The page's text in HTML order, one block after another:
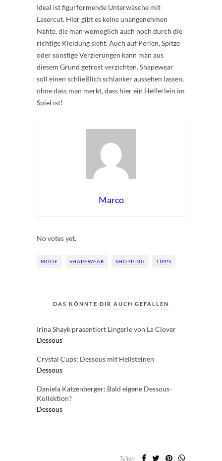
Ideal ist figurformende Unterwäsche mit
Lasercut. Hier gibt es keine unangenehmen
Nähte, die man womöglich auch noch durch die
richtige Kleidung sieht. Auch auf Perlen, Spitze
oder sonstige Verzierungen kann man aus
diesem Grund getrost verzichten. Shapewear
soll einen schließlich schlanker aussehen lassen,
ohne dass man merkt, dass hier ein Helferlein im
Spiel ist!
Marco
No votes yet.
MODE SHAPEWEAR SHOPPING TIPPS
DAS KÖNNTE DIR AUCH GEFALLEN
Irina Shayk präsentiert Lingerie von La Clover
Dessous
Crystal Cups: Dessous mit Heilsteinen
Dessous
Daniela Katzenberger: Bald eigene Dessous-
Kollektion?
Dessous
Teilen